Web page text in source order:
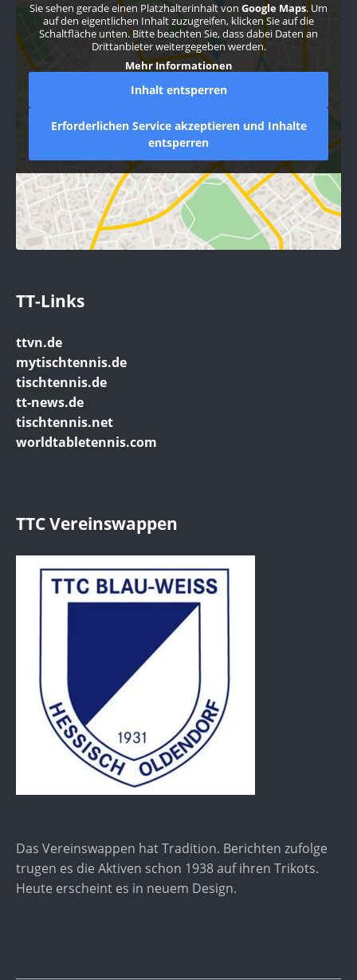
Sie sehen gerade einen Platzhalterinhalt von Google Maps. Um
auf den eigentlichen Inhalt zuzugreifen, klicken Sie auf die
Schaltfläche unten. Bitte beachten Sie, dass dabei Daten an
Drittanbieter weitergegeben werden.
Mehr Informationen
Inhalt entsperren
Erforderlichen Service akzeptieren und Inhalte
entsperren
TT-Links
ttvn.de
mytischtennis.de
tischtennis.de
tt-news.de
tischtennis.net
worldtabletennis.com
TTC Vereinswappen
Das Vereinswappen hat Tradition. Berichten zufolge
trugen es die Aktiven schon 1938 auf ihren Trikots.
Heute erscheint es in neuem Design.